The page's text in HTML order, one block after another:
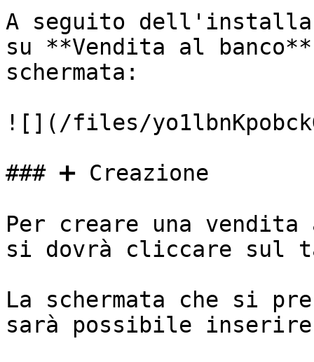
A seguito
su **Vendita al
schermata:
![](/files/
### ➕ Creazione
Per creare una vendita
si dovrà cliccare sul
La schermata che si
sarà possibile